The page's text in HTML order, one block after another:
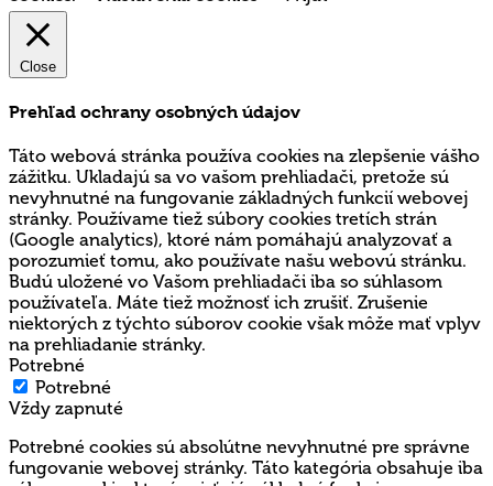
Close
Prehľad ochrany osobných údajov
Táto webová stránka používa cookies na zlepšenie vášho
zážitku. Ukladajú sa vo vašom prehliadači, pretože sú
nevyhnutné na fungovanie základných funkcií webovej
stránky. Používame tiež súbory cookies tretích strán
(Google analytics), ktoré nám pomáhajú analyzovať a
porozumieť tomu, ako používate našu webovú stránku.
Budú uložené vo Vašom prehliadači iba so súhlasom
používateľa. Máte tiež možnosť ich zrušiť. Zrušenie
niektorých z týchto súborov cookie však môže mať vplyv
na prehliadanie stránky.
Potrebné
Potrebné
Vždy zapnuté
Potrebné cookies sú absolútne nevyhnutné pre správne
fungovanie webovej stránky. Táto kategória obsahuje iba